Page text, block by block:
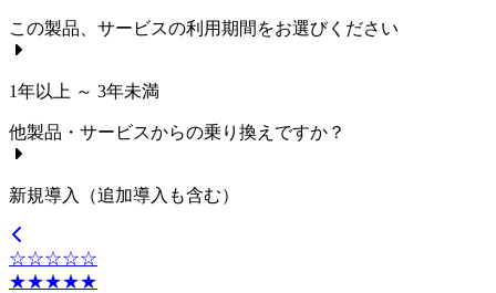
この製品、サービスの利用期間をお選びください
1年以上 ～ 3年未満
他製品・サービスからの乗り換えですか？
新規導入（追加導入も含む）
☆☆☆☆☆
★★★★★